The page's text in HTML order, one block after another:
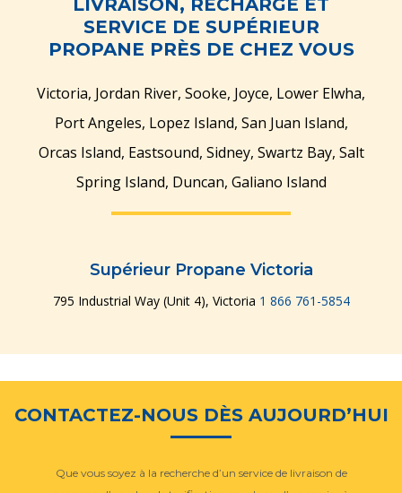
Gérer plusieurs sites
et utilisateurs
Gérer plusieurs sites
et utilisateurs
Gérer plusieurs sites
et utilisateurs
Gérer plusieurs sites
et utilisateurs
Gérer plusieurs sites
et utilisateurs
Gérer plusieurs sites
et utilisateurs
Gérer plusieurs sites
et utilisateurs
Gérer plusieurs sites
et utilisateurs
Gérer plusieurs sites
et utilisateurs
Gérer plusieurs sites
et utilisateurs
Gérer plusieurs sites
et utilisateurs
Gérer plusieurs sites
et utilisateurs
Gérer plusieurs sites
et utilisateurs
LIVRAISON, RECHARGE ET
SERVICE DE SUPÉRIEUR
PROPANE PRÈS DE CHEZ VOUS
Victoria, Jordan River, Sooke, Joyce, Lower Elwha,
Port Angeles, Lopez Island, San Juan Island,
Orcas Island, Eastsound, Sidney, Swartz Bay, Salt
Spring Island, Duncan, Galiano Island
Supérieur Propane Victoria
795 Industrial Way (Unit 4), Victoria 1 866 761-5854
CONTACTEZ-NOUS DÈS AUJOURD’HUI
Que vous soyez à la recherche d’un service de livraison de